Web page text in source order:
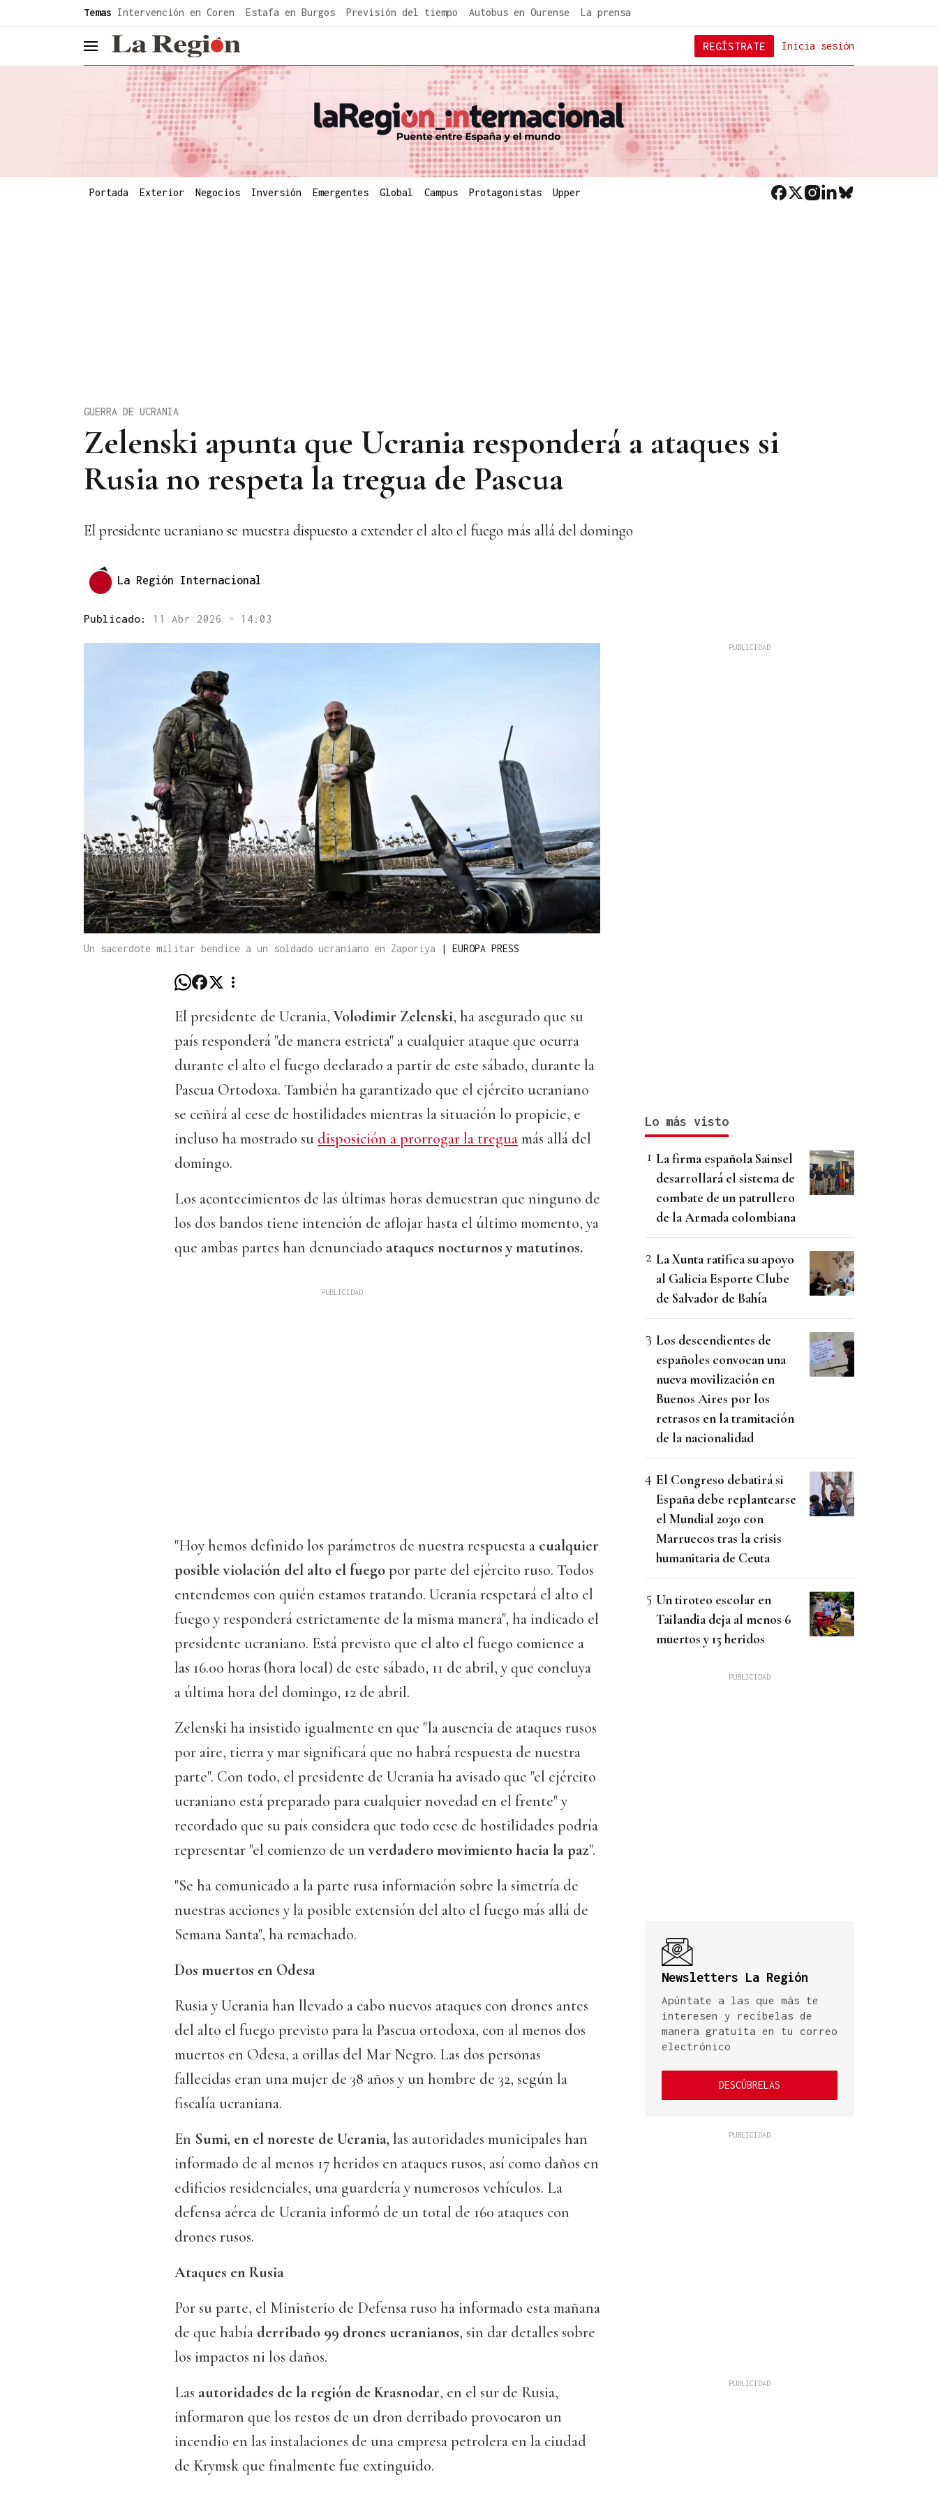
Temas Intervención en Coren Estafa en Burgos Previsión del tiempo Autobus en Ourense La prensa
header.menu.open Inicia sesión
REGÍSTRATE
Portada Exterior Negocios Inversión Emergentes Global Campus Protagonistas Upper
Zelenski apunta que Ucrania responderá a ataques si
Rusia no respeta la tregua de Pascua
GUERRA DE UCRANIA
El presidente ucraniano se muestra dispuesto a extender el alto el fuego más allá del domingo
La Región Internacional
Publicado: 11 Abr 2026 - 14:03
Un sacerdote militar bendice a un soldado ucraniano en Zaporiya | EUROPA PRESS
El presidente de Ucrania, Volodimir Zelenski, ha asegurado que su
país responderá "de manera estricta" a cualquier ataque que ocurra
durante el alto el fuego declarado a partir de este sábado, durante la
Pascua Ortodoxa. También ha garantizado que el ejército ucraniano
se ceñirá al cese de hostilidades mientras la situación lo propicie, e
incluso ha mostrado su disposición a prorrogar la treguamás allá del
domingo.
Los acontecimientos de las últimas horas demuestran que ninguno de
los dos bandos tiene intención de aflojar hasta el último momento, ya
que ambas partes han denunciado ataques nocturnos y matutinos.
"Hoy hemos definido los parámetros de nuestra respuesta a cualquier
posible violación del alto el fuegopor parte del ejército ruso. Todos
entendemos con quién estamos tratando. Ucrania respetará el alto el
fuego y responderá estrictamente de la misma manera", ha indicado el
presidente ucraniano. Está previsto que el alto el fuego comience a
las 16.00 horas (hora local) de este sábado, 11 de abril, y que concluya
a última hora del domingo, 12 de abril.
Zelenski ha insistido igualmente en que "la ausencia de ataques rusos
por aire, tierra y mar significará que no habrá respuesta de nuestra
parte". Con todo, el presidente de Ucrania ha avisado que "el ejército
ucraniano está preparado para cualquier novedad en el frente" y
recordado que su país considera que todo cese de hostilidades podría
representar "el comienzo de unverdadero movimiento hacia la paz".
"Se ha comunicado a la parte rusa información sobre la simetría de
nuestras acciones y la posible extensión del alto el fuego más allá de
Semana Santa", ha remachado.
Dos muertos en Odesa
Rusia y Ucrania han llevado a cabo nuevos ataques con drones antes
del alto el fuego previsto para la Pascua ortodoxa, con al menos dos
muertos en Odesa, a orillas del Mar Negro. Las dos personas
fallecidas eran una mujer de 38 años y un hombre de 32, según la
fiscalía ucraniana.
En Sumi, en el noreste de Ucrania, las autoridades municipales han
informado de al menos 17 heridos en ataques rusos, así como daños en
edificios residenciales, una guardería y numerosos vehículos. La
defensa aérea de Ucrania informó de un total de 160 ataques con
drones rusos.
Ataques en Rusia
Por su parte, el Ministerio de Defensa ruso ha informado esta mañana
de que había derribado 99 drones ucranianos, sin dar detalles sobre
los impactos ni los daños.
Las autoridades de la región de Krasnodar, en el sur de Rusia,
informaron que los restos de un dron derribado provocaron un
incendio en las instalaciones de una empresa petrolera en la ciudad
de Krymsk que finalmente fue extinguido.
Lo más visto
La firma española Sainsel
desarrollará el sistema de
combate de un patrullero
de la Armada colombiana
La Xunta ratifica su apoyo
al Galicia Esporte Clube
de Salvador de Bahía
Los descendientes de
españoles convocan una
nueva movilización en
Buenos Aires por los
retrasos en la tramitación
de la nacionalidad
El Congreso debatirá si
España debe replantearse
el Mundial 2030 con
Marruecos tras la crisis
humanitaria de Ceuta
Un tiroteo escolar en
Tailandia deja al menos 6
muertos y 15 heridos
Newsletters La Región
Apúntate a las que más te
interesen y recíbelas de
manera gratuita en tu correo
electrónico
DESCÚBRELAS